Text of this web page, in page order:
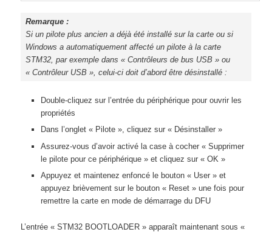
Remarque :
Si un pilote plus ancien a déjà été installé sur la carte ou si
Windows a automatiquement affecté un pilote à la carte
STM32, par exemple dans « Contrôleurs de bus USB » ou
« Contrôleur USB », celui-ci doit d’abord être désinstallé :
Double-cliquez sur l’entrée du périphérique pour ouvrir les
propriétés
Dans l’onglet « Pilote », cliquez sur « Désinstaller »
Assurez-vous d’avoir activé la case à cocher « Supprimer
le pilote pour ce périphérique » et cliquez sur « OK »
Appuyez et maintenez enfoncé le bouton « User » et
appuyez brièvement sur le bouton « Reset » une fois pour
remettre la carte en mode de démarrage du DFU
L’entrée « STM32 BOOTLOADER » apparaît maintenant sous «